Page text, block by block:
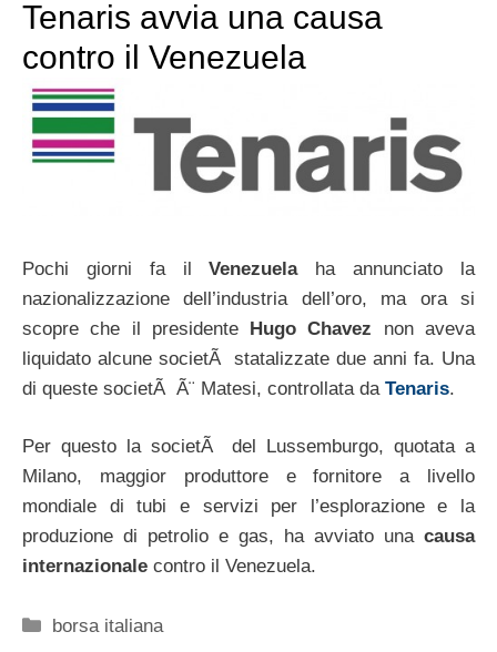
Tenaris avvia una causa
contro il Venezuela
Pochi giorni fa ilVenezuelaha annunciato la
nazionalizzazione dell’industria dell’oro, ma ora si
scopre che il presidente Hugo Chavez non aveva
liquidato alcune societÃ statalizzate due anni fa. Una
di queste societÃ Ã¨ Matesi, controllata da Tenaris.
Per questo la societÃ del Lussemburgo, quotata a
Milano, maggior produttore e fornitore a livello
mondiale di tubi e servizi per l’esplorazione e la
produzione di petrolio e gas, ha avviato una causa
internazionale contro il Venezuela.
Categorie
borsa italiana